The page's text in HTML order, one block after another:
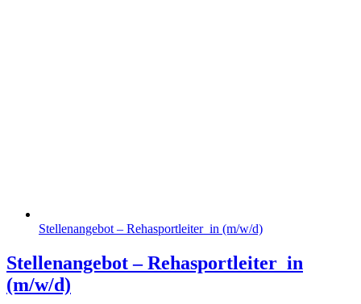
Stellenangebot – Rehasportleiter_in (m/w/d)
Stellenangebot – Rehasportleiter_in
(m/w/d)